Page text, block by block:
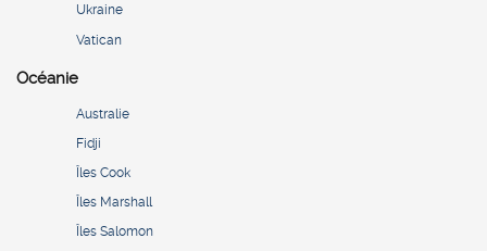
Ukraine
Vatican
Océanie
Australie
Fidji
Îles Cook
Îles Marshall
Îles Salomon